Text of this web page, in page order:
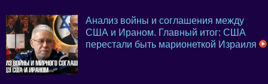
Анализ войны и соглашения между
США и Ираном. Главный итог: США
перестали быть марионеткой Израиля